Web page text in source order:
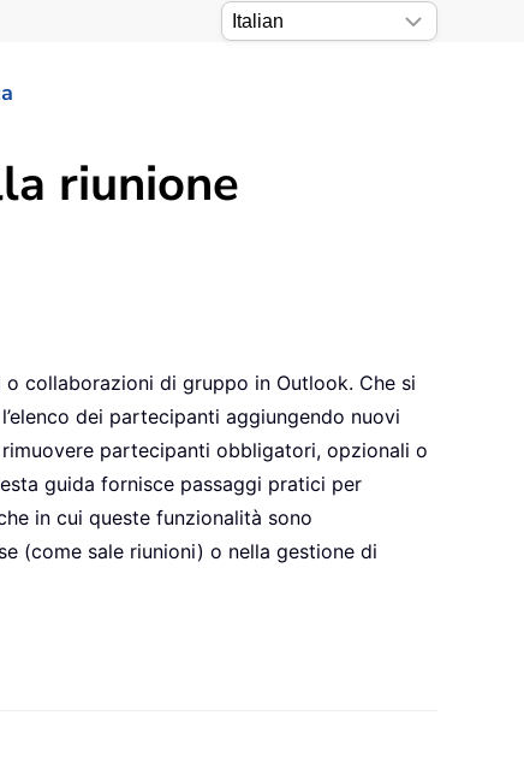
riunione
collaborazioni di gruppo in Outlook. Che si
dei partecipanti aggiungendo nuovi
partecipanti obbligatori, opzionali o
guida fornisce passaggi pratici per
in cui queste funzionalità sono
(come sale riunioni) o nella gestione di